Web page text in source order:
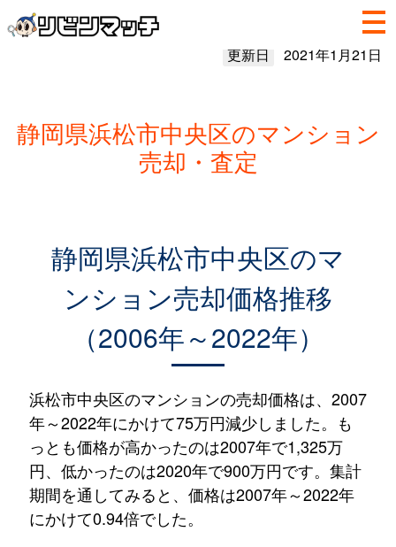
更新日 2021年1月21日
静岡県浜松市中央区のマンション
売却・査定
静岡県浜松市中央区のマ
ンション売却価格推移
（2006年～2022年）
浜松市中央区のマンションの売却価格は、2007
年～2022年にかけて75万円減少しました。も
っとも価格が高かったのは2007年で1,325万
円、低かったのは2020年で900万円です。集計
期間を通してみると、価格は2007年～2022年
にかけて0.94倍でした。